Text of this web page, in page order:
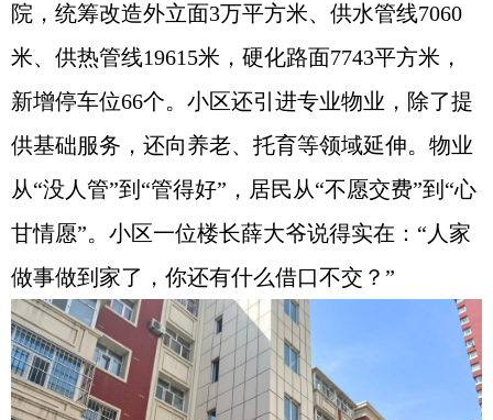
院，统筹改造外立面3万平方米、供水管线7060
米、供热管线19615米，硬化路面7743平方米，
新增停车位66个。小区还引进专业物业，除了提
供基础服务，还向养老、托育等领域延伸。物业
从“没人管”到“管得好”，居民从“不愿交费”到“心
甘情愿”。小区一位楼长薛大爷说得实在：“人家
做事做到家了，你还有什么借口不交？”